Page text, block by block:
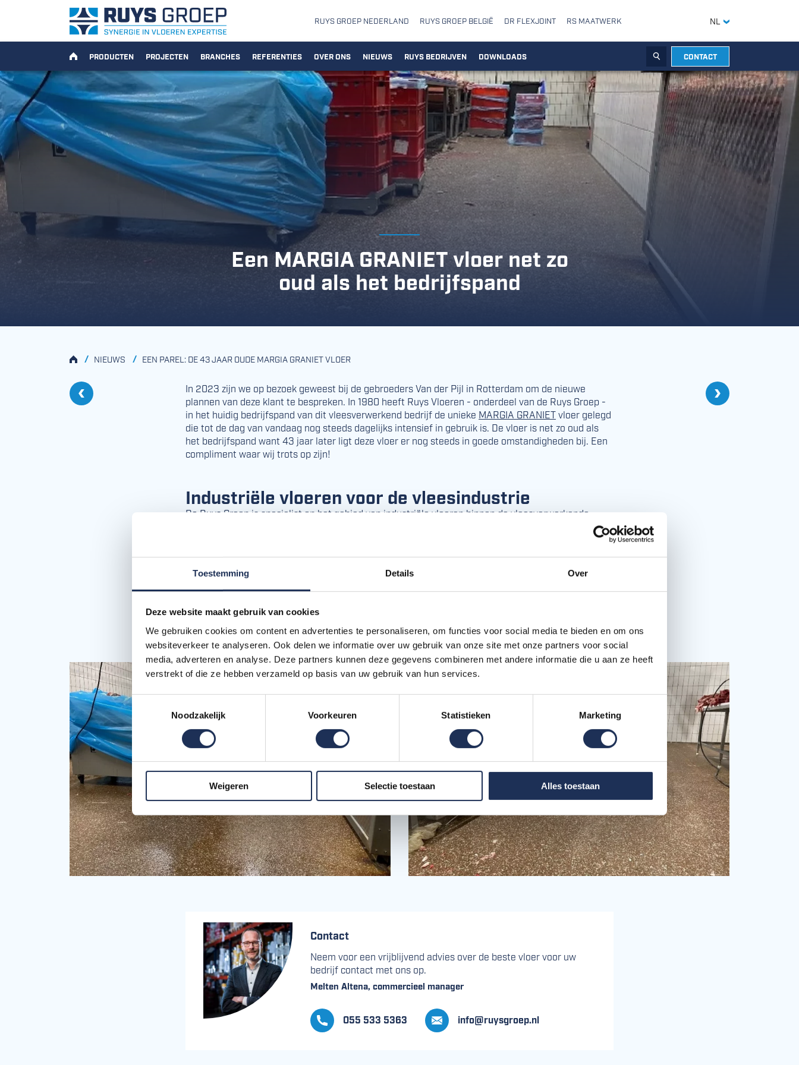
Toestemming Details Over
Deze website maakt gebruik van cookies
We gebruiken cookies om content en advertenties te personaliseren, om functies voor social media te bieden en om ons
websiteverkeer te analyseren. Ook delen we informatie over uw gebruik van onze site met onze partners voor social
media, adverteren en analyse. Deze partners kunnen deze gegevens combineren met andere informatie die u aan ze heeft
verstrekt of die ze hebben verzameld op basis van uw gebruik van hun services.
Toestemmingsselectie
Noodzakelijk
Voorkeuren Statistieken Marketing
Weigeren Selectie toestaan Alles toestaan
Ruys Groep
RUYS GROEP NEDERLAND RUYS GROEP BELGIË DR FLEXJOINT RS MAATWERK NL
HOMEPRODUCTEN PROJECTEN BRANCHES REFERENTIES OVER ONS NIEUWS RUYS BEDRIJVEN DOWNLOADS ZOEKENCONTACT
Een MARGIA GRANIET vloer net zo
oud als het bedrijfspand
HOMENIEUWS
/ EEN PAREL: DE 43 JAAR OUDE MARGIA GRANIET VLOER
/
30.000 m2 vloeren voor Hessing Supervers
Volgende
De MARGIA
In 2023 zijn we op bezoek geweest bij de gebroeders Van der Pijl in Rotterdam om de nieuwe
plannen van deze klant te bespreken. In 1980 heeft Ruys Vloeren - onderdeel van de Ruys Groep -
in het huidig bedrijfspand van dit vleesverwerkend bedrijf de unieke MARGIA GRANIET vloer gelegd
die tot de dag van vandaag nog steeds dagelijks intensief in gebruik is. De vloer is net zo oud als
het bedrijfspand want 43 jaar later ligt deze vloer er nog steeds in goede omstandigheden bij. Een
compliment waar wij trots op zijn!
Industriële vloeren voor de vleesindustrie
De Ruys Groep is specialist op het gebied van industriële vloeren binnen de vleesverwerkende
industrie. We leveren een vloer waar bedrijven de eerste decennia geen omkijken naar hebben. In
is een juiste bedrijfsvloer een van de belangrijkste elementen binnen een bedrijf.
te houden zorgt de Ruys Groep ervoor dat de juiste vloer op de juiste plek ligt.
MEER INFORMATIE OVER DE MARGIA GRANIET VLOER
Contact
Neem voor een vrijblijvend advies over de beste vloer voor uw
bedrijf contact met ons op.
Melten Altena, commercieel manager
055 533 5363 info@ruysgroep.nl